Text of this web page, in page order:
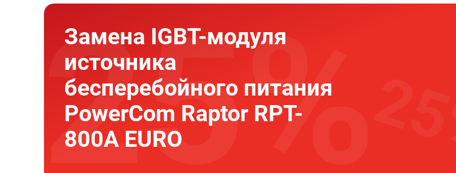
Замена IGBT-модуля
источника
бесперебойного питания
PowerCom Raptor RPT-
800A EURO